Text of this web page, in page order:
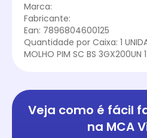
Marca:
Fabricante:
Ean: 7896804600125
Quantidade por Caixa: 1
MOLHO PIM SC BS 3GX200UN
Veja como é fácil
na MCA